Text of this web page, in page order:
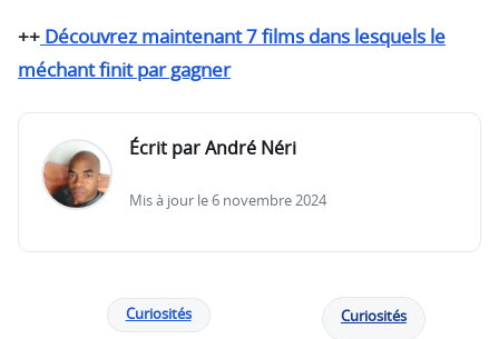
++ Découvrez maintenant 7 films dans lesquels le
méchant finit par gagner
Écrit par André Néri
Mis à jour le 6 novembre 2024
Curiosités Curiosités